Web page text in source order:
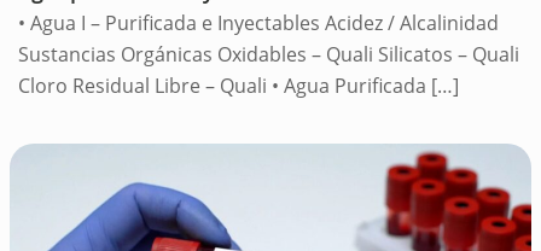
• Agua I – Purificada e Inyectables Acidez / Alcalinidad
Sustancias Orgánicas Oxidables – Quali Silicatos – Quali
Cloro Residual Libre – Quali • Agua Purificada […]